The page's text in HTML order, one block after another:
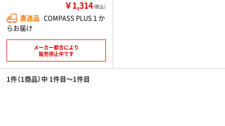
￥1,314（税込）
直送品 COMPASS PLUS１か
らお届け
メーカー都合により
販売停止中です
1件（1商品）中 1件目～1件目